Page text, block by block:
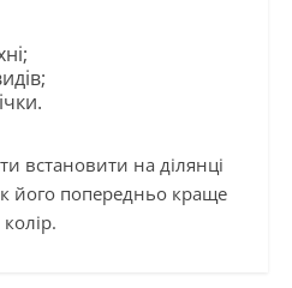
встановити на ділянці
його попередньо краще